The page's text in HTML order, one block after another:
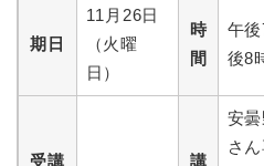
期日
11月26日
（火曜
日）
時
間
午
後8
受講
講
安
さ